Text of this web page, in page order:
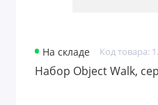
На складе Код товара:
Набор Object Walk,